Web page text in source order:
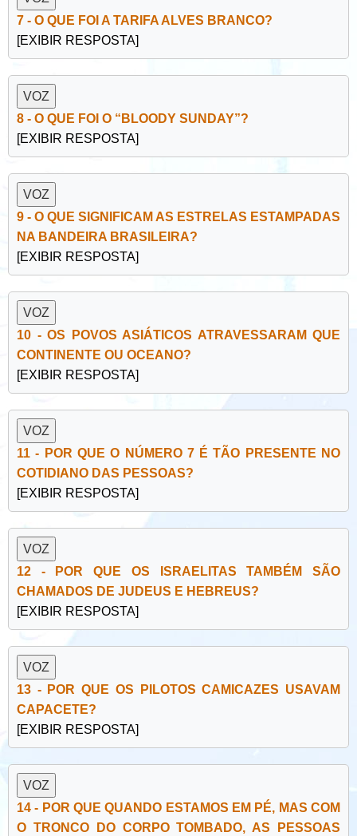
7 - O QUE FOI A TARIFA ALVES BRANCO?
[EXIBIR RESPOSTA]
8 - O QUE FOI O “BLOODY SUNDAY”?
[EXIBIR RESPOSTA]
9 - O QUE SIGNIFICAM AS ESTRELAS ESTAMPADAS
NA BANDEIRA BRASILEIRA?
[EXIBIR RESPOSTA]
10 - OS POVOS ASIÁTICOS ATRAVESSARAM QUE
CONTINENTE OU OCEANO?
[EXIBIR RESPOSTA]
11 - POR QUE O NÚMERO 7 É TÃO PRESENTE NO
COTIDIANO DAS PESSOAS?
[EXIBIR RESPOSTA]
12 - POR QUE OS ISRAELITAS TAMBÉM SÃO
CHAMADOS DE JUDEUS E HEBREUS?
[EXIBIR RESPOSTA]
13 - POR QUE OS PILOTOS CAMICAZES USAVAM
CAPACETE?
[EXIBIR RESPOSTA]
14 - POR QUE QUANDO ESTAMOS EM PÉ, MAS COM
O TRONCO DO CORPO TOMBADO, AS PESSOAS